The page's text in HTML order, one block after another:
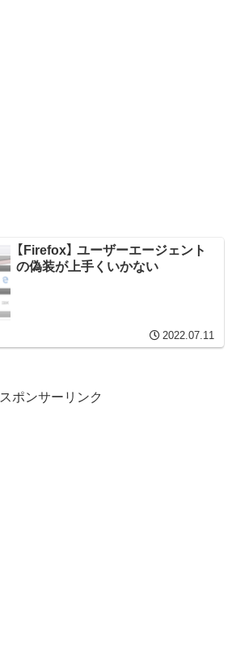
【Firefox】 ユーザーエージェント
の偽装が上手くいかない
2022.07.11
スポンサーリンク